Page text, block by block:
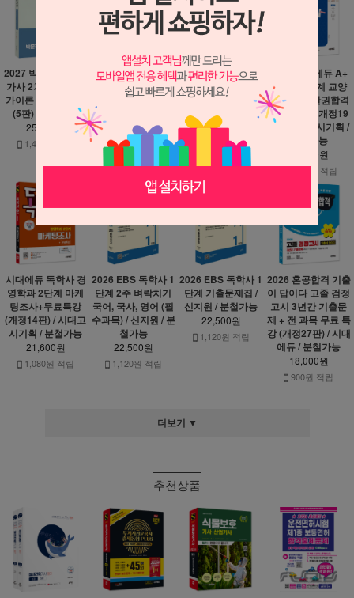
2027 박문각 감정평
가사 2차 S+감정평
가이론 각론 기본서
(5판) / 분철가능
25,200원
1,400원 적립
특허법 핵심이론 정
리 (2판) / 윌비스 /
분철가능
230원 적립
2027 에듀윌 중졸
검정고시 영어 + 무
료특강 / 분철가능
19,800원
1,100원 적립
2027 시대에듀 A+
독학사 1단계 교양
과정 국사 한권합격
+무료특강 (개정19
판) / 시대고시기획 /
분철가능
23,400원
1,300원 적립
시대에듀 독학사 경
영학과 2단계 마케
팅조사+무료특강
(개정14판) / 시대고
시기획 / 분철가능
21,600원
1,080원 적립
2026 EBS 독학사 1
단계 2주 벼락치기
국어, 국사, 영어 (필
수과목) / 신지원 / 분
철가능
22,500원
1,120원 적립
2026 EBS 독학사 1
단계 기출문제집 /
신지원 / 분철가능
22,500원
1,120원 적립
2026 혼공합격 기출
이 답이다 고졸 검정
고시 3년간 기출문
제 + 전 과목 무료 특
강 (개정27판) / 시대
에듀 / 분철가능
18,000원
900원 적립
더보기 ▼
추천상품